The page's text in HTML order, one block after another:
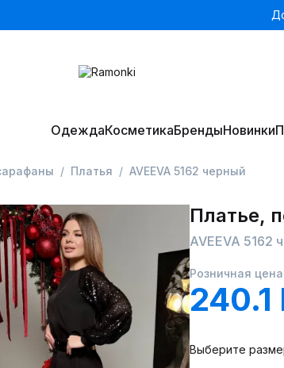
ОдеждаКосметикаБрендыНовинки
Платья AVEEVA 5162 черный
Платье,
AVEEVA 5162
Розничная
240.1
Выберите